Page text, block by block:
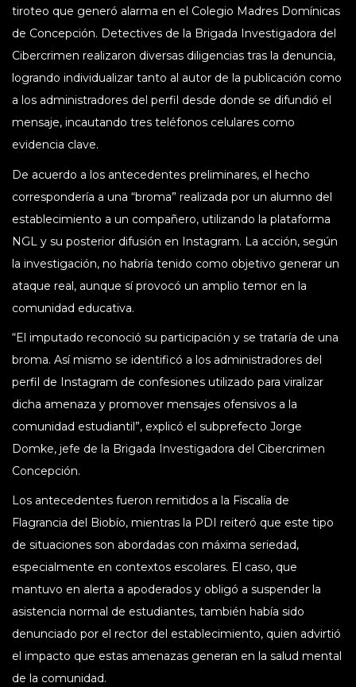
tiroteo que generó alarma en el Colegio Madres Domínicas
de Concepción. Detectives de la Brigada Investigadora del
Cibercrimen realizaron diversas diligencias tras la denuncia,
logrando individualizar tanto al autor de la publicación como
a los administradores del perfil desde donde se difundió el
mensaje, incautando tres teléfonos celulares como
evidencia clave.
De acuerdo a los antecedentes preliminares, el hecho
correspondería a una “broma” realizada por un alumno del
establecimiento a un compañero, utilizando la plataforma
NGL y su posterior difusión en Instagram. La acción, según
la investigación, no habría tenido como objetivo generar un
ataque real, aunque sí provocó un amplio temor en la
comunidad educativa.
“El imputado reconoció su participación y se trataría de una
broma. Así mismo se identificó a los administradores del
perfil de Instagram de confesiones utilizado para viralizar
dicha amenaza y promover mensajes ofensivos a la
comunidad estudiantil”, explicó el subprefecto Jorge
Domke, jefe de la Brigada Investigadora del Cibercrimen
Concepción.
Los antecedentes fueron remitidos a la Fiscalía de
Flagrancia del Biobío, mientras la PDI reiteró que este tipo
de situaciones son abordadas con máxima seriedad,
especialmente en contextos escolares. El caso, que
mantuvo en alerta a apoderados y obligó a suspender la
asistencia normal de estudiantes, también había sido
denunciado por el rector del establecimiento, quien advirtió
el impacto que estas amenazas generan en la salud mental
de la comunidad.